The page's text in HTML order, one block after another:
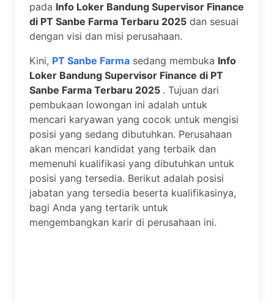
pada Info Loker Bandung Supervisor Finance
di PT Sanbe Farma Terbaru 2025 dan sesuai
dengan visi dan misi perusahaan.
Kini, PT Sanbe Farma sedang membuka Info
Loker Bandung Supervisor Finance di PT
Sanbe Farma Terbaru 2025 . Tujuan dari
pembukaan lowongan ini adalah untuk
mencari karyawan yang cocok untuk mengisi
posisi yang sedang dibutuhkan. Perusahaan
akan mencari kandidat yang terbaik dan
memenuhi kualifikasi yang dibutuhkan untuk
posisi yang tersedia. Berikut adalah posisi
jabatan yang tersedia beserta kualifikasinya,
bagi Anda yang tertarik untuk
mengembangkan karir di perusahaan ini.